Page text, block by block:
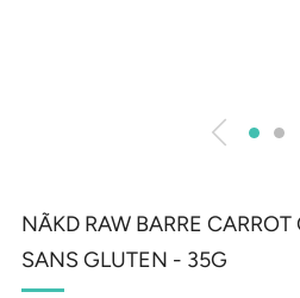
NÃKD RAW BARRE
SANS GLUTEN - 35G